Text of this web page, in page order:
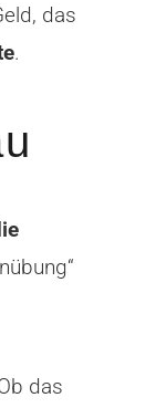
das
.
das